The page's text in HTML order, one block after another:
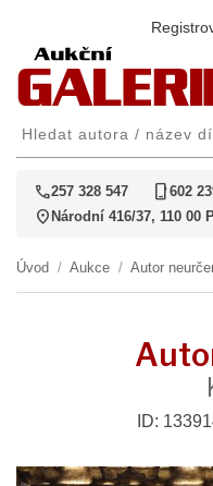
call257 328 547 phone_iphone602
location_on Národní 416/37, 110 00
Úvod / Aukce / Autor
ID: